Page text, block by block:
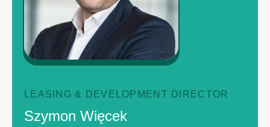
LEASING & DEVELOPMENT DIRECTOR
Szymon Więcek